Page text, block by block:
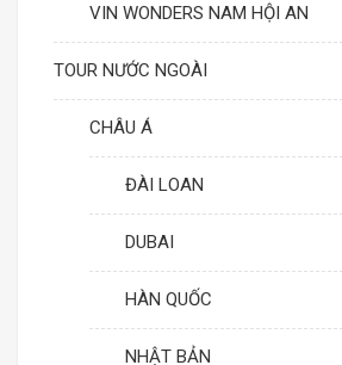
VIN WONDERS NAM HỘI AN
TOUR NƯỚC NGOÀI
CHÂU Á
ĐÀI LOAN
DUBAI
HÀN QUỐC
NHẬT BẢN